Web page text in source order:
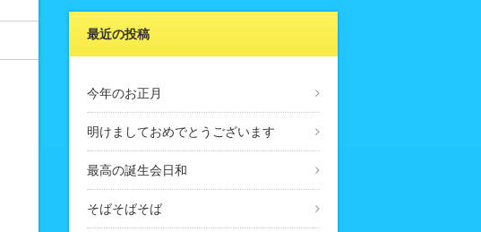
最近の投稿
今年のお正月
明けましておめでとうございます
最高の誕生会日和
そばそばそば